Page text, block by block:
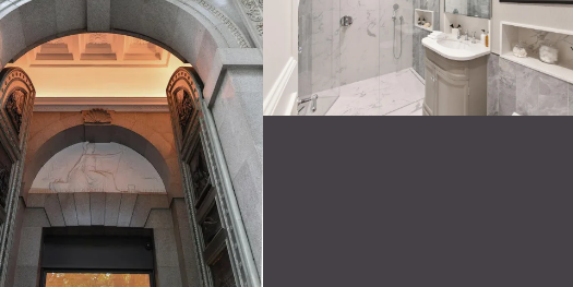
продавцу
Ваше Имя*
Ваш email*
Телефон*